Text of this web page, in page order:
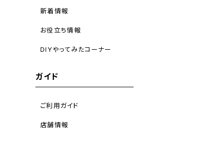
新着情報
お役立ち情報
DIYやってみたコーナー
ガイド
ご利用ガイド
店舗情報